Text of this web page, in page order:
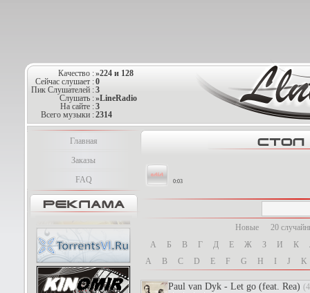
Качество :»224 и 128
Сейчас слушает :0
Пик Слушателей :3
Слушать :»LineRadio
На сайте :3
Всего музыки :2314
Главная
Заказы
FAQ
0:03
Новые
20
А
Б В Г Д Е Ж З И К
A
B C D E F G H J K
Paul van Dyk - Let go (feat. Rea)